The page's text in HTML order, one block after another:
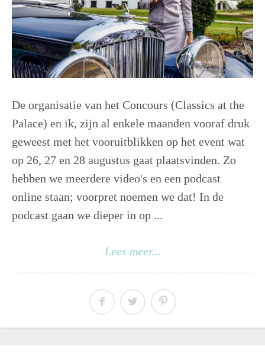
De organisatie van het Concours (Classics at the
Palace) en ik, zijn al enkele maanden vooraf druk
geweest met het vooruitblikken op het event wat
op 26, 27 en 28 augustus gaat plaatsvinden. Zo
hebben we meerdere video's en een podcast
online staan; voorpret noemen we dat! In de
podcast gaan we dieper in op ...
Lees meer...